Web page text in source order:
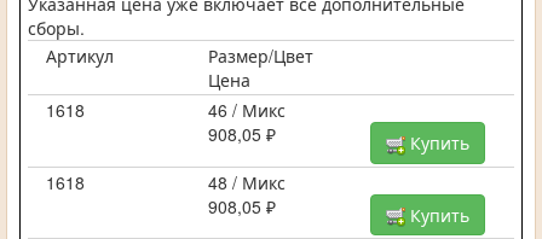
сборы.
Артикул
Размер/Цвет
Цена
1618
46 / Микс
908,05 ₽
Купить
1618
48 / Микс
908,05 ₽
Купить